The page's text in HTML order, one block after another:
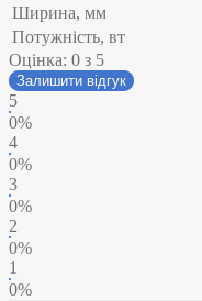
Ширина, мм
Потужність, вт
Оцінка: 0 з 5
Залишити відгук
5
0%
4
0%
3
0%
2
0%
1
0%